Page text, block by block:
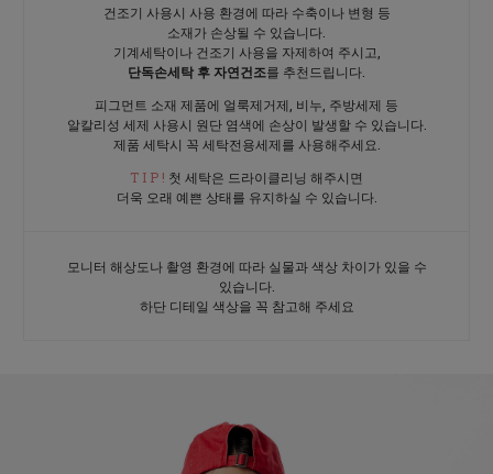
건조기 사용시 사용 환경에 따라 수축이나 변형 등
소재가 손상될 수 있습니다.
기계세탁이나 건조기 사용을 자제하여 주시고,
단독손세탁 후 자연건조를 추천드립니다.
피그먼트 소재 제품에 얼룩제거제, 비누, 주방세제 등
알칼리성 세제 사용시 원단 염색에 손상이 발생할 수 있습니다.
제품 세탁시 꼭 세탁전용세제를 사용해주세요.
T I P ! 첫 세탁은 드라이클리닝 해주시면
더욱 오래 예쁜 상태를 유지하실 수 있습니다.
모니터 해상도나 촬영 환경에 따라 실물과 색상 차이가 있을 수
있습니다.
하단 디테일 색상을 꼭 참고해 주세요